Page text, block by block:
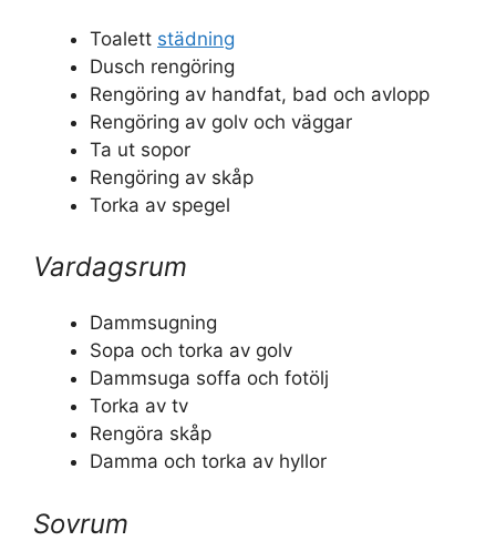
Toalett städning
Dusch rengöring
Rengöring av handfat, bad och avlopp
Rengöring av golv och väggar
Ta ut sopor
Rengöring av skåp
Torka av spegel
Vardagsrum
Dammsugning
Sopa och torka av golv
Dammsuga soffa och fotölj
Torka av tv
Rengöra skåp
Damma och torka av hyllor
Sovrum